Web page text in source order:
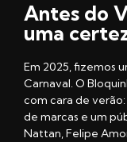
Antes do
uma
Em 2025, fizemos
Carnaval. O
com cara de
de marcas e um
Nattan, Felipe